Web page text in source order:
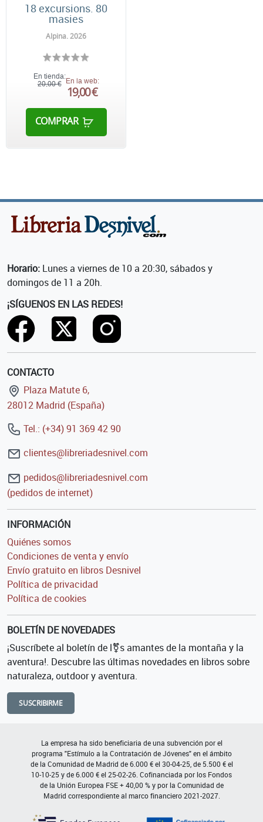
18 excursions. 80
masies
Alpina. 2026
En tienda:
20,00 € En la web:
19,00 €
COMPRAR
Horario: Lunes a viernes de 10 a 20:30, sábados y
domingos de 11 a 20h.
¡SÍGUENOS EN LAS REDES!
CONTACTO
Plaza Matute 6,
28012 Madrid (España)
Tel.: (+34) 91 369 42 90
clientes@libreriadesnivel.com
pedidos@libreriadesnivel.com
(pedidos de internet)
INFORMACIÓN
Quiénes somos
Condiciones de venta y envío
Envío gratuito en libros Desnivel
Política de privacidad
Política de cookies
BOLETÍN DE NOVEDADES
¡Suscríbete al boletín de l⚧s amantes de la montaña y la
aventura!. Descubre las últimas novedades en libros sobre
naturaleza, outdoor y aventura.
SUSCRIBIRME
La empresa ha sido beneficiaria de una subvención por el
programa "Estímulo a la Contratación de Jóvenes" en el ámbito
de la Comunidad de Madrid de 6.000 € el 30-04-25, de 5.500 € el
10-10-25 y de 6.000 € el 25-02-26. Cofinanciada por los Fondos
de la Unión Europea FSE + 40,00 % y por la Comunidad de
Madrid correspondiente al marco financiero 2021-2027.